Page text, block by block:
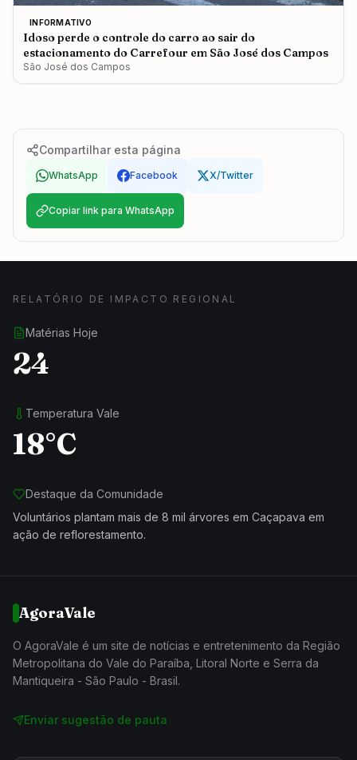
INFORMATIVO
Idoso perde o controle do carro ao sair do
estacionamento do Carrefour em São José dos Campos
São José dos Campos
Compartilhar esta página
WhatsApp Facebook X/Twitter
Copiar link para WhatsApp
RELATÓRIO DE IMPACTO REGIONAL
Matérias Hoje
24
Temperatura Vale
18°C
Destaque da Comunidade
Voluntários plantam mais de 8 mil árvores em Caçapava em
ação de reflorestamento.
AgoraVale
O AgoraVale é um site de notícias e entretenimento da Região
Metropolitana do Vale do Paraíba, Litoral Norte e Serra da
Mantiqueira - São Paulo - Brasil.
Enviar sugestão de pauta